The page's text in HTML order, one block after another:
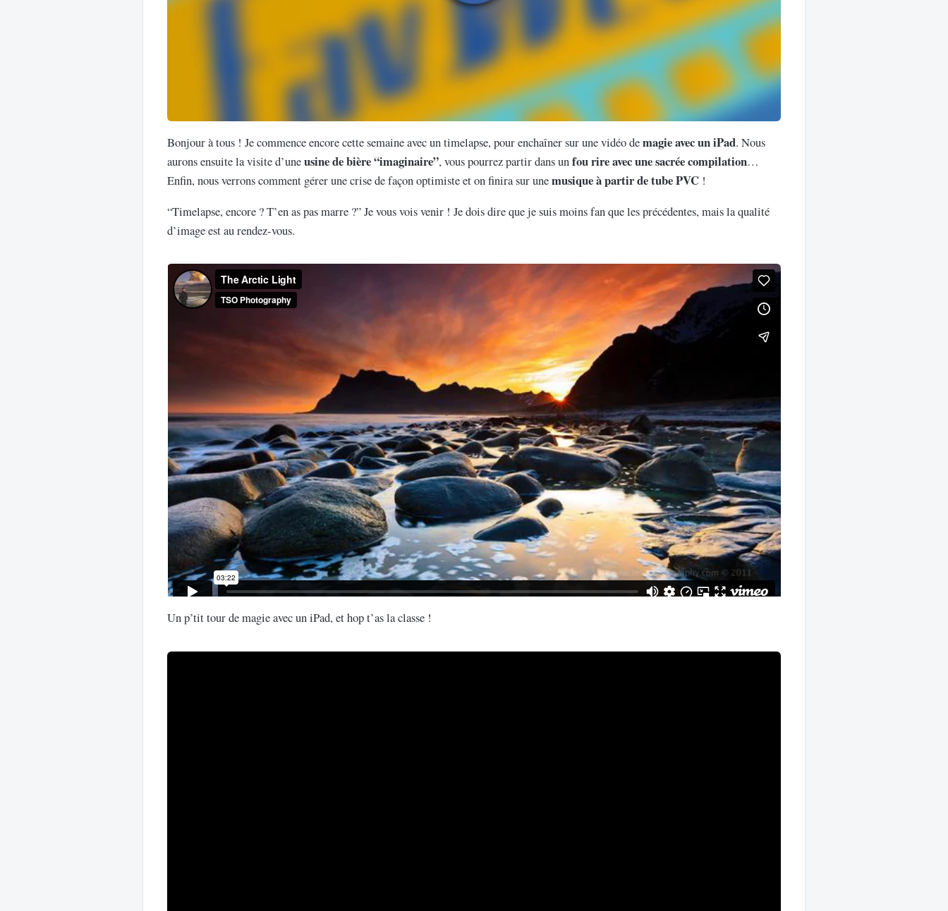
Bonjour à tous ! Je commence encore cette semaine avec un timelapse, pour enchaîner sur une vidéo demagie avec un iPad. Nous
aurons ensuite la visite d’uneusine de bière “imaginaire”, vous pourrez partir dans unfou rire avec une sacrée compilation…
Enfin, nous verrons comment gérer une crise de façon optimiste et on finira sur unemusique à partir de tube PVC !
“Timelapse, encore ? T’en as pas marre ?” Je vous vois venir ! Je dois dire que je suis moins fan que les précédentes, mais la qualité
d’image est au rendez-vous.
Un p’tit tour de magie avec un iPad, et hop t’as la classe !